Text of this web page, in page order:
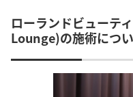
ローランドビューテ
Lounge)の施術につ